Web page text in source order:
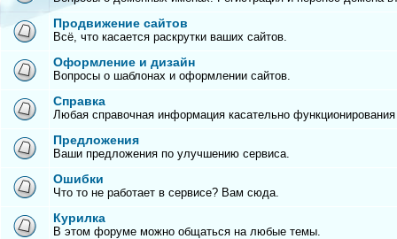
Продвижение сайтов
Всё, что касается раскрутки ваших сайтов.
Оформление и дизайн
Вопросы о шаблонах и оформлении сайтов.
Справка
Любая справочная информация касательно
Предложения
Ваши предложения по улучшению сервиса.
Ошибки
Что то не работает в сервисе? Вам сюда.
Курилка
В этом форуме можно общаться на любые темы.